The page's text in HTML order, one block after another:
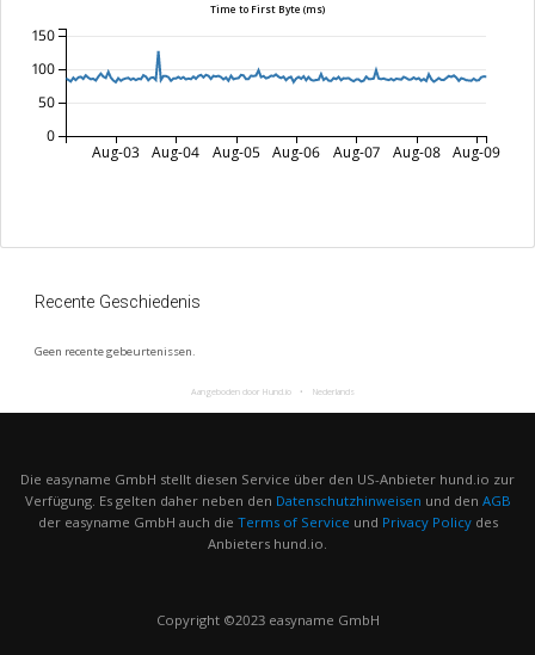
Time to First Byte (ms)
Aug-03 Aug-04 Aug-05 Aug-06 Aug-07 Aug-08 Aug-09
0
50
100
150
Recente Geschiedenis
Geen recente gebeurtenissen.
Aangeboden door Hund.io Nederlands
Die easyname GmbH stellt diesen Service über den US-Anbieter hund.io zur
Verfügung. Es gelten daher neben den Datenschutzhinweisen und den AGB
der easyname GmbH auch die Terms of Service und Privacy Policydes
Anbieters hund.io.
Copyright ©2023 easyname GmbH